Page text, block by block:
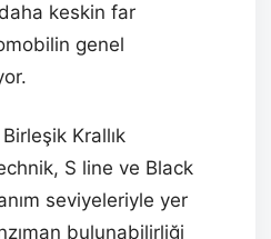
keskin far
genel
Krallık
S line ve Black
seviyeleriyle yer
bulunabilirliği